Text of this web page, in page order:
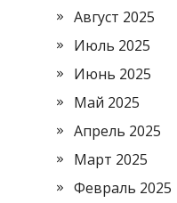
Август 2025
Июль 2025
Июнь 2025
Май 2025
Апрель 2025
Март 2025
Февраль 2025